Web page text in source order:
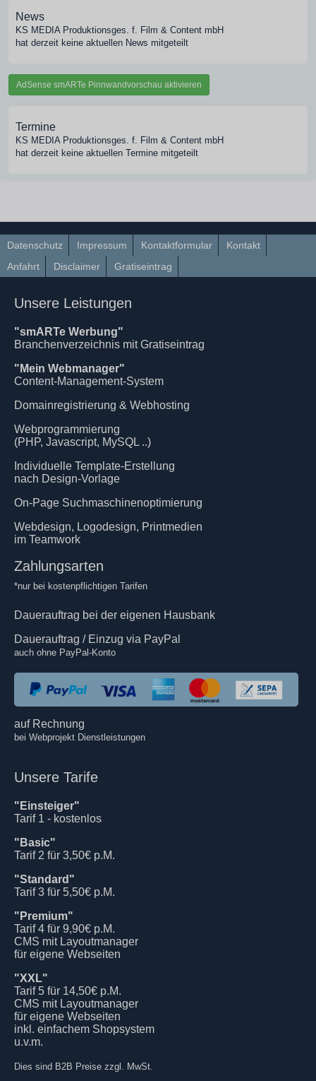
News
KS MEDIA Produktionsges. f. Film & Content mbH
hat derzeit keine aktuellen News mitgeteilt
AdSense smARTe Pinnwandvorschau aktivieren
Termine
KS MEDIA Produktionsges. f. Film & Content mbH
hat derzeit keine aktuellen Termine mitgeteilt
Datenschutz Impressum Kontaktformular
Kontakt
Anfahrt
Disclaimer Gratiseintrag
Unsere Leistungen
"smARTe Werbung"
Branchenverzeichnis mit Gratiseintrag
"Mein Webmanager"
Content-Management-System
Domainregistrierung & Webhosting
Webprogrammierung
(PHP, Javascript, MySQL ..)
Individuelle Template-Erstellung
nach Design-Vorlage
On-Page Suchmaschinenoptimierung
Webdesign, Logodesign, Printmedien
im Teamwork
Zahlungsarten
*nur bei kostenpflichtigen Tarifen
Dauerauftrag bei der eigenen Hausbank
Dauerauftrag / Einzug via PayPal
auch ohne PayPal-Konto
auf Rechnung
bei Webprojekt Dienstleistungen
Unsere Tarife
"Einsteiger"
Tarif 1 - kostenlos
"Basic"
Tarif 2 für 3,50€ p.M.
"Standard"
Tarif 3 für 5,50€ p.M.
"Premium"
Tarif 4 für 9,90€ p.M.
CMS mit Layoutmanager
für eigene Webseiten
"XXL"
Tarif 5 für 14,50€ p.M.
CMS mit Layoutmanager
für eigene Webseiten
inkl. einfachem Shopsystem
u.v.m.
Dies sind B2B Preise zzgl. MwSt.